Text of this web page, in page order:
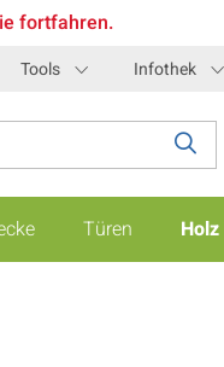
fortfahren.
Tools Infothek
Türen